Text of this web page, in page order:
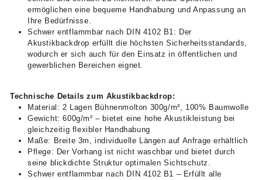
ermöglichen eine bequeme Handhabung und Anpassung an
Ihre Bedürfnisse.
Schwer entflammbar nach DIN 4102 B1: Der
Akustikbackdrop erfüllt die höchsten Sicherheitsstandards,
wodurch er sich auch für den Einsatz in öffentlichen und
gewerblichen Bereichen eignet.
Technische Details zum Akustikbackdrop:
Material: 2 Lagen Bühnenmolton 300g/m², 100% Baumwolle
Gewicht: 600g/m² – bietet eine hohe Akustikleistung bei
gleichzeitig flexibler Handhabung
Maße: Breite 3m, individuelle Längen auf Anfrage erhältlich
Pflege: Der Vorhang ist nicht waschbar und bietet durch
seine blickdichte Struktur optimalen Sichtschutz.
Schwer entflammbar nach DIN 4102 B1 – Erfüllt alle